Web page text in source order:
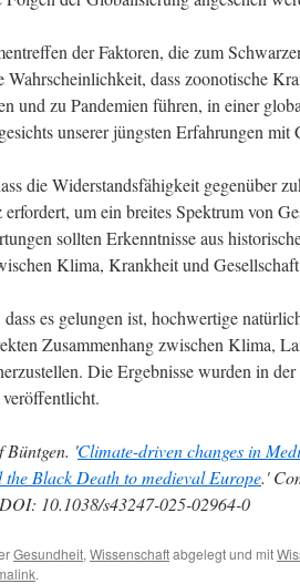
der Faktoren, die zum
Wahrscheinlichkeit, dass zoonotische
und zu Pandemien führen, in einer
unserer jüngsten Erfahrungen
die Widerstandsfähigkeit gegenüber
um ein breites Spektrum von
sollten Erkenntnisse aus
Klima, Krankheit und
es gelungen ist, hochwertige
Zusammenhang zwischen Klima,
Die Ergebnisse wurden in
'Climate-driven changes in
Black Death to medieval Europe.'
10.1038/s43247-025-02964-0
Gesundheit, Wissenschaftabgelegt und mit
.